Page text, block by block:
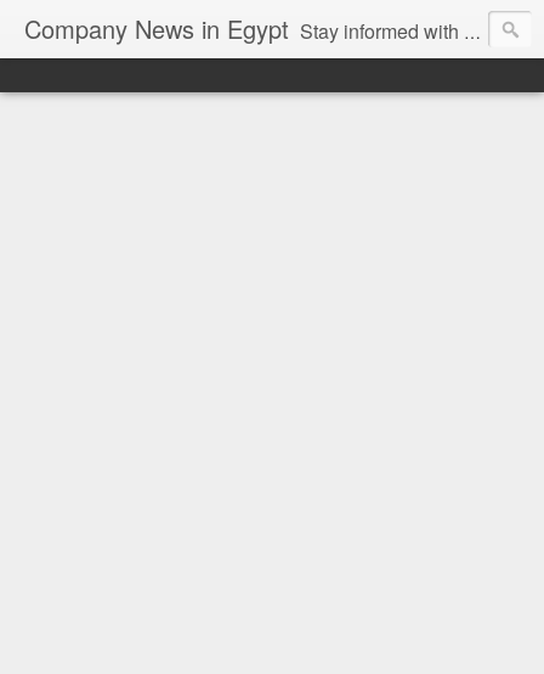
Company News in Egypt Stay informed with the latest company news and developments in Egypt and the region through our unbiased and direct news platform. Our blog publishes press releases and news directly from companies and their PR agencies, giving you a clear and unfiltered view of the industry. Make informed decisions with our easy to follow and clutter-free approach to company news.